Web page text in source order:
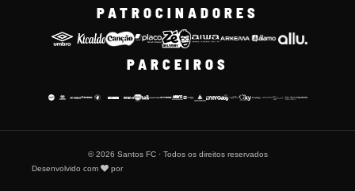
PATROCINADORES
PARCEIROS
© 2026 Santos FC · Todos os direitos reservados
Desenvolvido com
por